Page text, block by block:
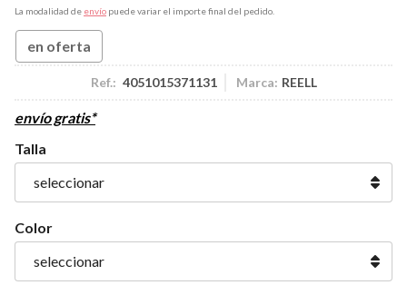
La modalidad de envío puede variar el importe final del pedido.
en oferta
Ref.: 4051015371131 Marca: REELL
envío gratis*
Talla
Color